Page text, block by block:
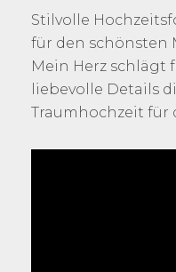
Stilvolle
für den schönsten
Mein Herz schlägt
liebevolle Details
Traumhochzeit für